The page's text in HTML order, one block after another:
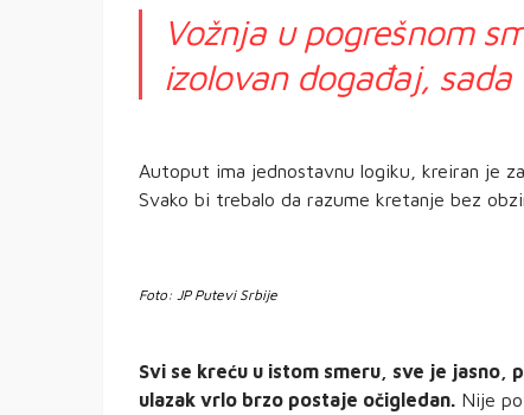
Vožnja u pogrešnom
izolovan događaj,
Autoput ima jednostavnu logiku, kreiran je
Svako bi trebalo da razume kretanje bez
Foto: JP Putevi Srbije
Svi se kreću u istom smeru, sve je jasno,
ulazak vrlo brzo postaje očigledan. Nije